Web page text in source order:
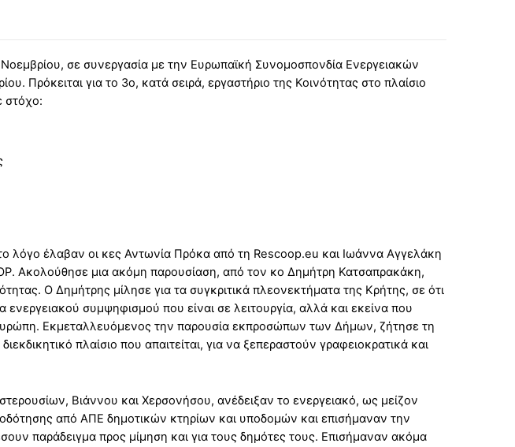
σε συνεργασία με την Ευρωπαϊκή Συνομοσπονδία Ενεργειακών
Πρόκειται για το 3ο, κατά σειρά, εργαστήριο της Κοινότητας στο πλαίσιο
στόχο:
λόγο έλαβαν οι κες Αντωνία Πρόκα από τη Rescoop.eu και Ιωάννα Αγγελάκη
Ακολούθησε μια ακόμη παρουσίαση, από τον κο Δημήτρη Κατσαπρακάκη,
Ο Δημήτρης μίλησε για τα συγκριτικά πλεονεκτήματα της Κρήτης, σε ότι
συμψηφισμού που είναι σε λειτουργία, αλλά και εκείνα που
Εκμεταλλευόμενος την παρουσία εκπροσώπων των Δήμων, ζήτησε τη
πλαίσιο που απαιτείται, για να ξεπεραστούν γραφειοκρατικά και
Βιάννου και Χερσονήσου, ανέδειξαν το ενεργειακό, ως μείζον
από ΑΠΕ δημοτικών κτηρίων και υποδομών και επισήμαναν την
παράδειγμα προς μίμηση και για τους δημότες τους. Επισήμαναν ακόμα